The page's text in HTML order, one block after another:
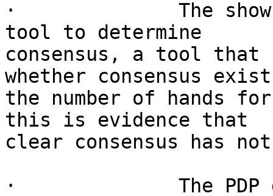
·              The show
tool to determine
consensus, a tool
whether consensus
the number of hands
this is evidence that
clear consensus has
·              The PDP